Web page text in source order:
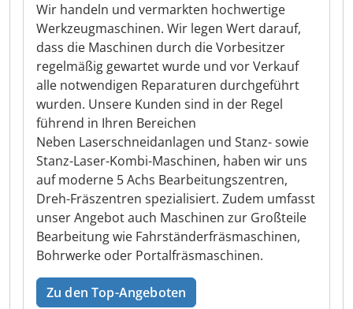
Wir handeln und vermarkten hochwertige
Werkzeugmaschinen. Wir legen Wert darauf,
dass die Maschinen durch die Vorbesitzer
regelmäßig gewartet wurde und vor Verkauf
alle notwendigen Reparaturen durchgeführt
wurden. Unsere Kunden sind in der Regel
führend in Ihren Bereichen
Neben Laserschneidanlagen und Stanz- sowie
Stanz-Laser-Kombi-Maschinen, haben wir uns
auf moderne 5 Achs Bearbeitungszentren,
Dreh-Fräszentren spezialisiert. Zudem umfasst
unser Angebot auch Maschinen zur Großteile
Bearbeitung wie Fahrständerfräsmaschinen,
Bohrwerke oder Portalfräsmaschinen.
Zu den Top-Angeboten